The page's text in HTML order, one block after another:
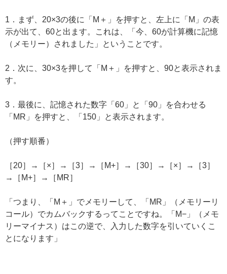
1．まず、20×3の後に「M＋」を押すと、左上に「M」の表
示が出て、60と出ます。これは、「今、60が計算機に記憶
（メモリー）されました」ということです。
2．次に、30×3を押して「M＋」を押すと、90と表示されま
す。
3．最後に、記憶された数字「60」と「90」を合わせる
「MR」を押すと、「150」と表示されます。
（押す順番）
［20］→［×］→［3］→［M+］→［30］→［×］→［3］
→［M+］→［MR］
「つまり、「M＋」でメモリーして、「MR」（メモリーリ
コール）でカムバックするってことですね。「M−」（メモ
リーマイナス）はこの逆で、入力した数字を引いていくこ
とになります」